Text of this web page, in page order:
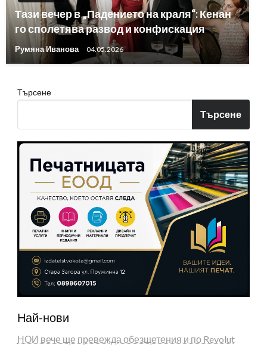
Тази вечер в „Падението на краля“: Кенан
го сполетява развод и конфискация
Румяна Иванова 04.05.2026
Търсене
Търсене
Най-нови
НОИ вече ще превежда обезщетения и по Revolut